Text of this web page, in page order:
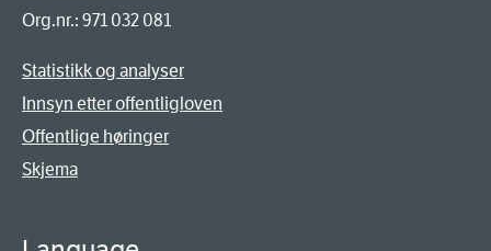
Org.nr.: 971 032 081
Statistikk og analyser
Innsyn etter offentligloven
Offentlige høringer
Skjema